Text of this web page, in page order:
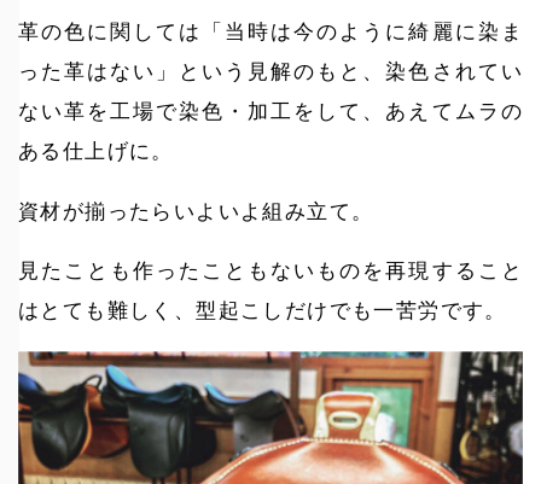
革の色に関しては「当時は今のように綺麗に染ま
った革はない」という見解のもと、染色されてい
ない革を工場で染色・加工をして、あえてムラの
ある仕上げに。
資材が揃ったらいよいよ組み立て。
見たことも作ったこともないものを再現すること
はとても難しく、型起こしだけでも一苦労です。